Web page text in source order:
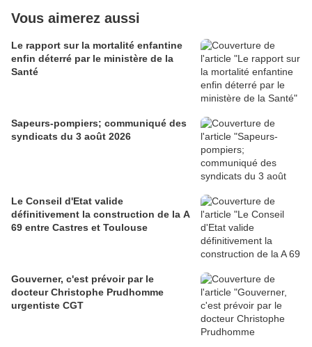
Vous aimerez aussi
Le rapport sur la mortalité enfantine
enfin déterré par le ministère de la
Santé
Sapeurs-pompiers; communiqué des
syndicats du 3 août 2026
Le Conseil d'Etat valide
définitivement la construction de la A
69 entre Castres et Toulouse
Gouverner, c'est prévoir par le
docteur Christophe Prudhomme
urgentiste CGT